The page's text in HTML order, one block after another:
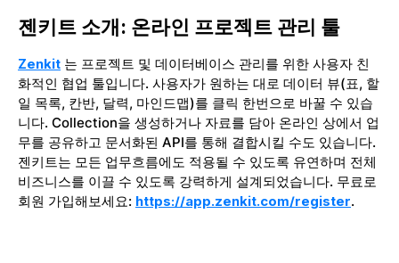
젠키트 소개: 온라인 프로젝트 관리 툴
Zenkit 는 프로젝트 및 데이터베이스 관리를 위한 사용자 친
화적인 협업 툴입니다. 사용자가 원하는 대로 데이터 뷰(표, 할
일 목록, 칸반, 달력, 마인드맵)를 클릭 한번으로 바꿀 수 있습
니다. Collection을 생성하거나 자료를 담아 온라인 상에서 업
무를 공유하고 문서화된 API를 통해 결합시킬 수도 있습니다.
젠키트는 모든 업무흐름에도 적용될 수 있도록 유연하며 전체
비즈니스를 이끌 수 있도록 강력하게 설계되었습니다. 무료로
회원 가입해보세요: https://app.zenkit.com/register.